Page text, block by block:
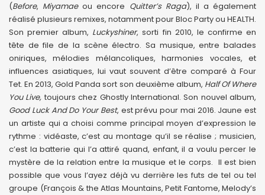
(Before, Miyamaeou encore Quitter’s Raga), il a également
réalisé plusieurs remixes, notamment pour Bloc Party ou HEALTH.
Son premier album, Luckyshiner, sorti fin 2010, le confirme en
tête de file de la scène électro. Sa musique, entre balades
oniriques, mélodies mélancoliques, harmonies vocales, et
influences asiatiques, lui vaut souvent d’être comparé à Four
Tet. En 2013, Gold Panda sort son deuxième album, Half Of Where
You Live, toujours chez Ghostly International. Son nouvel album,
Good Luck And Do Your Best, est prévu pour mai 2016. Jaune est
un artiste qui a choisi comme principal moyen d’expression le
rythme : vidéaste, c’est au montage qu’il se réalise ; musicien,
c’est la batterie qui l’a attiré quand, enfant, il a voulu percer le
mystère de la relation entre la musique et le corps. Il est bien
possible que vous l’ayez déjà vu derrière les futs de tel ou tel
groupe (François & the Atlas Mountains, Petit Fantome, Melody’s